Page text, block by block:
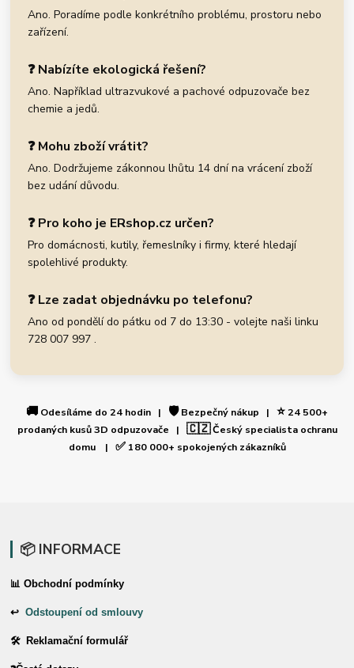
Ano. Poradíme podle konkrétního problému, prostoru nebo
zařízení.
❓ Nabízíte ekologická řešení?
Ano. Například ultrazvukové a pachové odpuzovače bez
chemie a jedů.
❓ Mohu zboží vrátit?
Ano. Dodržujeme zákonnou lhůtu 14 dní na vrácení zboží
bez udání důvodu.
❓ Pro koho je ERshop.cz určen?
Pro domácnosti, kutily, řemeslníky i firmy, které hledají
spolehlivé produkty.
❓ Lze zadat objednávku po telefonu?
Ano od pondělí do pátku od 7 do 13:30 - volejte naši linku
728 007 997 .
🚚 Odesíláme do 24 hodin | 🛡️Bezpečný nákup | ⭐24 500+
prodaných kusů 3D odpuzovače | 🇨🇿Český specialista ochranu
domu | ✅180 000+ spokojených zákazníků
📦 INFORMACE
📊 Obchodní podmínky
↩Odstoupení od smlouvy
🛠 Reklamační formulář